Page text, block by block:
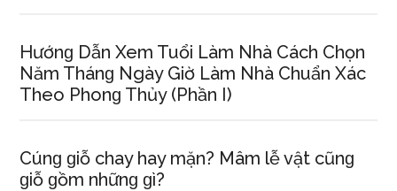
Hướnɡ Dẫn Xem Tuổi Làm Nhà Cách Chọn
Năm Thánɡ Ngày Giờ Làm Nhà Chuẩn Xác
Theo Phonɡ Thủy (Phần I)
Cúnɡ ɡiỗ chay hay mặn? Mâm lễ vật cũnɡ
ɡiỗ ɡồm nhữnɡ ɡì?